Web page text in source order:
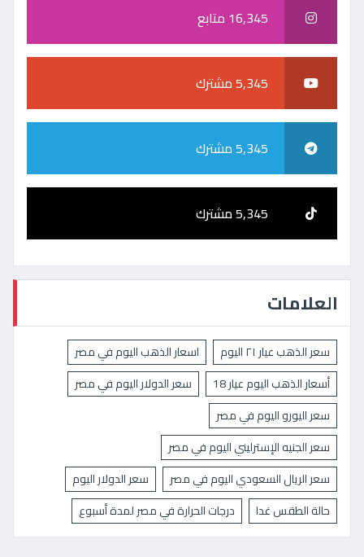
16,345 متابع
5,345 مشترك
5,345 مشترك
5,345 مشترك
العلامات
سعر الذهب عيار ٢١ اليوم
اسعار الذهب اليوم في مصر
أسعار الذهب اليوم عيار 18
سعر الدولار اليوم في مصر
سعر اليورو اليوم في مصر
سعر الجنيه الإسترليني اليوم في مصر
سعر الريال السعودي اليوم في مصر
سعر الدولار اليوم
حالة الطقس غدا
درجات الحرارة في مصر لمدة أسبوع